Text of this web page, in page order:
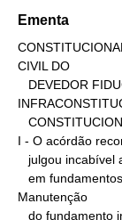
Ementa
CIVIL DO
I - O acórdão
Manutenção